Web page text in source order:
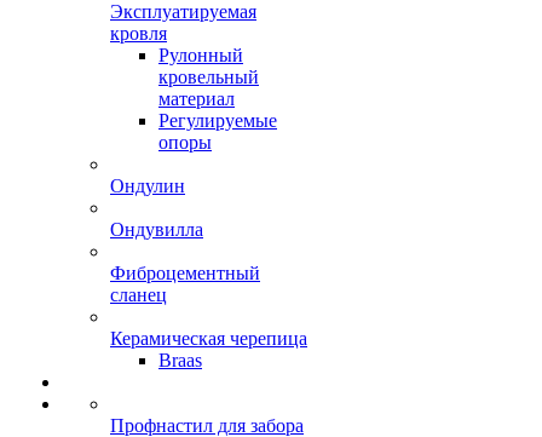
Эксплуатируемая
кровля
Рулонный
кровельный
материал
Регулируемые
опоры
Ондулин
Ондувилла
Фиброцементный
сланец
Керамическая черепица
Braas
Профнастил для забора